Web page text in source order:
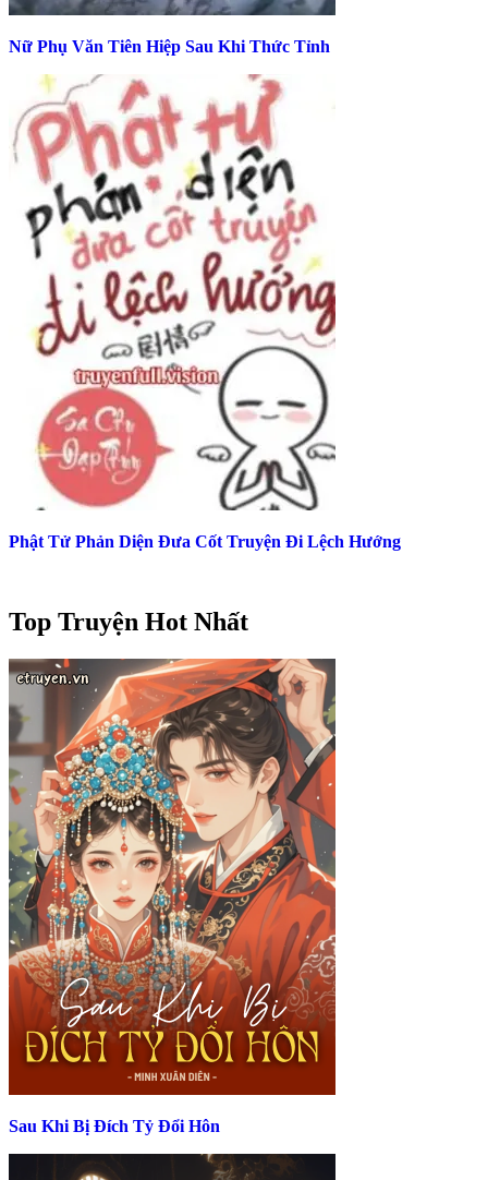
Nữ Phụ Văn Tiên Hiệp Sau Khi Thức Tỉnh
Phật Tử Phản Diện Đưa Cốt Truyện Đi Lệch Hướng
Top Truyện Hot Nhất
Sau Khi Bị Đích Tỷ Đổi Hôn